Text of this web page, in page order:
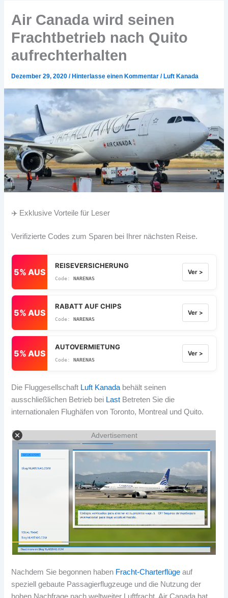
Air Canada wird seinen
Frachtbetrieb nach Quito
aufrechterhalten
Dezember 29, 2020/ Hinterlasse einen Kommentar / Luft Kanada
✈️ Exklusive Vorteile für Leser
Verifizierte Codes zum Sparen bei Ihrer nächsten Reise.
5% AUS
REISEVERSICHERUNG
NARENAS
Ver >
5% AUS
RABATT AUF CHIPS
NARENAS
Ver >
5% AUS
AUTOVERMIETUNG
NARENAS
Ver >
Die Fluggesellschaft Luft Kanadabehält seinen
ausschließlichen Betrieb bei Last Betreten Sie die
internationalen Flughäfen von Toronto, Montreal und Quito.
Advertisement
Nachdem Sie begonnen haben Fracht-Charterflüge auf
speziell gebaute Passagierflugzeuge und die Nutzung der
hohen Nachfrage nach weltweiter Luftfracht, Air Canada hat